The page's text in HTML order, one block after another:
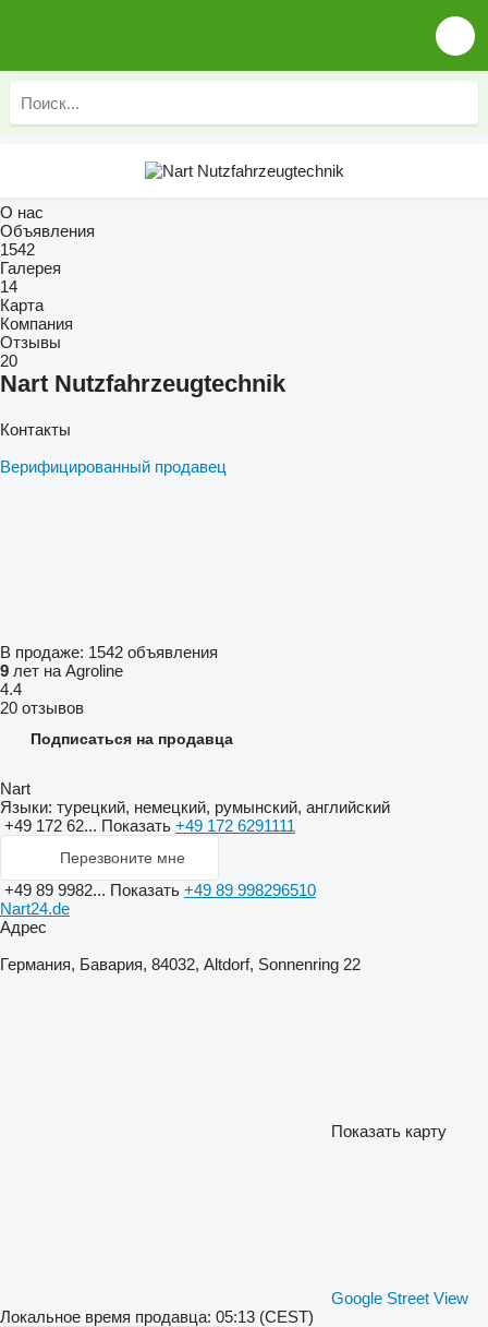
О нас
Объявления
1542
Галерея
14
Карта
Компания
Отзывы
20
Nart Nutzfahrzeugtechnik
Контакты
Верифицированный продавец
В продаже: 1542 объявления
9 лет на Agroline
4.4
20 отзывов
Подписаться на продавца
Nart
Языки: турецкий, немецкий, румынский, английский
+49 172 62... Показать +49 172 6291111
Перезвоните мне
+49 89 9982... Показать +49 89 998296510
Nart24.de
Адрес
Германия, Бавария, 84032, Altdorf, Sonnenring 22
Показать карту
Google Street View
Локальное время продавца: 05:13 (CEST)